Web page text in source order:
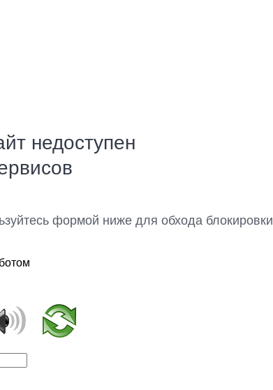
недоступен
формой ниже для обхода блокировки